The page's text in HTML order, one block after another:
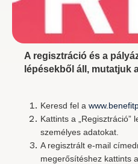
A regisztráció és a
lépésekből áll, mutatjuk
Keresd fel a
Kattints a „Regisztráció”
személyes adatokat.
A regisztrált e-mail
megerősítéshez kattints